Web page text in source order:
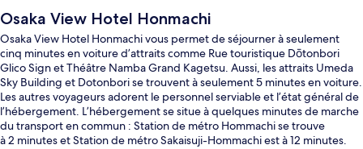
Osaka View Hotel Honmachi
Osaka View Hotel Honmachi vous permet de séjourner à seulement
cinq minutes en voiture d’attraits comme Rue touristique Dōtonbori
Glico Sign et Théâtre Namba Grand Kagetsu. Aussi, les attraits Umeda
Sky Building et Dotonbori se trouvent à seulement 5 minutes en voiture.
Les autres voyageurs adorent le personnel serviable et l’état général de
l’hébergement. L’hébergement se situe à quelques minutes de marche
du transport en commun : Station de métro Hommachi se trouve
à 2 minutes et Station de métro Sakaisuji-Hommachi est à 12 minutes.